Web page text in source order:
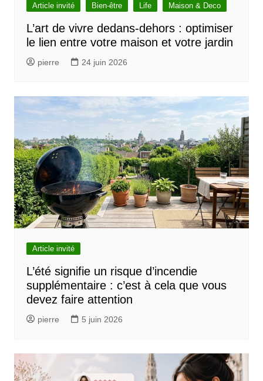
Article invité Bien-être Life Maison & Deco
L’art de vivre dedans-dehors : optimiser
le lien entre votre maison et votre jardin
pierre 24 juin 2026
Article invité
L’été signifie un risque d’incendie
supplémentaire : c’est à cela que vous
devez faire attention
pierre 5 juin 2026